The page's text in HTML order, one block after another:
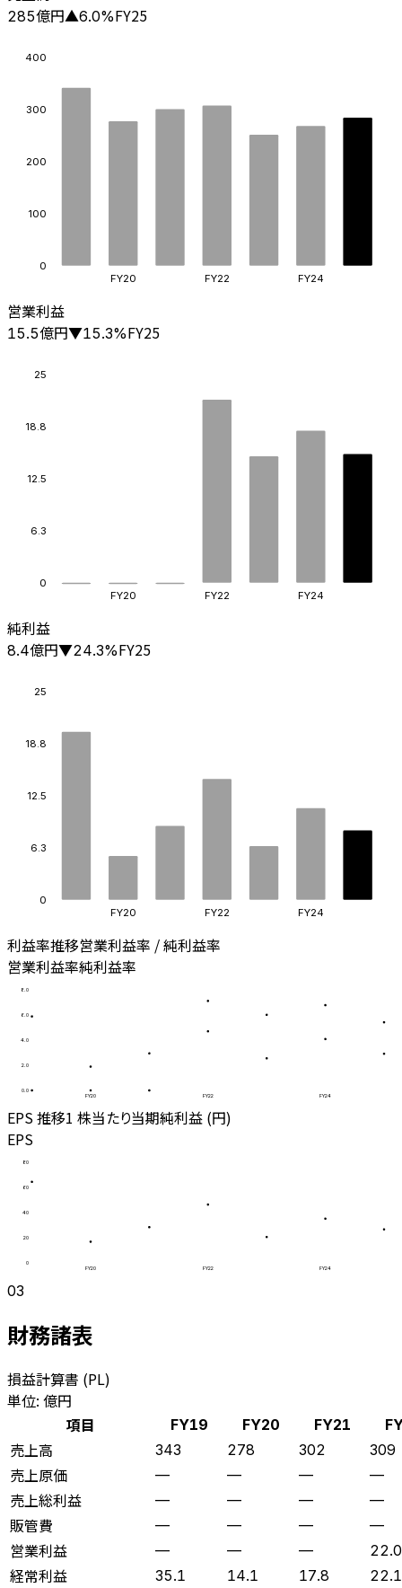
285億円▲6.0%FY25
0
100
200
300
400
FY20 FY22 FY24
営業利益
15.5億円▼15.3%FY25
0
6.3
12.5
18.8
25
FY20 FY22 FY24
純利益
8.4億円▼24.3%FY25
0
6.3
12.5
18.8
25
FY20 FY22 FY24
利益率推移営業利益率 / 純利益率
営業利益率純利益率
0.0
2.0
4.0
6.0
8.0
FY20 FY22 FY24
EPS 推移1 株当たり当期純利益 (円)
EPS
0
20
40
60
80
FY20 FY22 FY24
03
財務諸表
損益計算書 (PL)
単位: 億円
項目
FY19 FY20 FY21
売上高 343 278 302 309
売上原価 — — — —
売上総利益 — — — —
販管費 — — — —
営業利益 — — — 22.0
経常利益 35.1 14.1 17.8 22.1